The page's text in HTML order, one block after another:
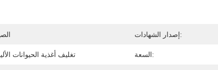
إصدار الشهادات:
تغليف أغذية الحيوانات السعة: